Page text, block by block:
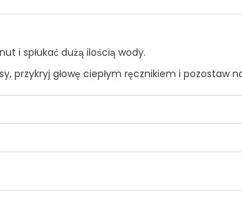
i spłukać dużą ilością wody.
przykryj głowę ciepłym ręcznikiem i pozostaw
eteryczne z cytryny, pomarańczy, GRAPEFRUIT;